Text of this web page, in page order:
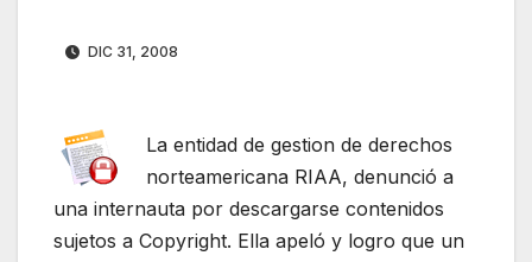
DIC 31, 2008
La entidad de gestion de derechos
norteamericana RIAA, denunció a
una internauta por descargarse contenidos
sujetos a Copyright. Ella apeló y logro que un